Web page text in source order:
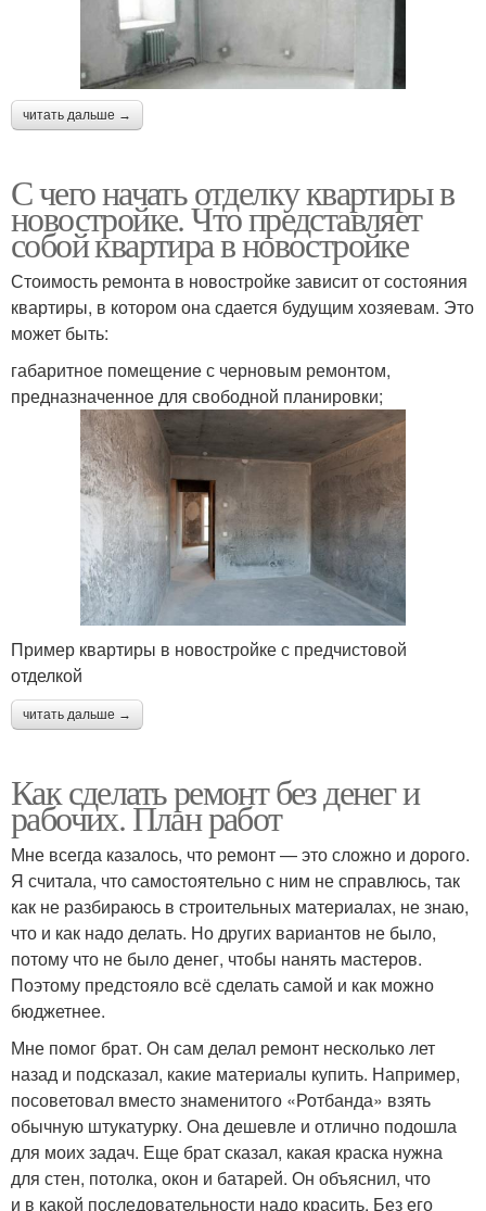
читать дальше →
С чего начать отделку квартиры в
новостройке. Что представляет
собой квартира в новостройке
Стоимость ремонта в новостройке зависит от состояния
квартиры, в котором она сдается будущим хозяевам. Это
может быть:
габаритное помещение с черновым ремонтом,
предназначенное для свободной планировки;
Пример квартиры в новостройке с предчистовой
отделкой
читать дальше →
Как сделать ремонт без денег и
рабочих. План работ
Мне всегда казалось, что ремонт — это сложно и дорого.
Я считала, что самостоятельно с ним не справлюсь, так
как не разбираюсь в строительных материалах, не знаю,
что и как надо делать. Но других вариантов не было,
потому что не было денег, чтобы нанять мастеров.
Поэтому предстояло всё сделать самой и как можно
бюджетнее.
Мне помог брат. Он сам делал ремонт несколько лет
назад и подсказал, какие материалы купить. Например,
посоветовал вместо знаменитого «Ротбанда» взять
обычную штукатурку. Она дешевле и отлично подошла
для моих задач. Еще брат сказал, какая краска нужна
для стен, потолка, окон и батарей. Он объяснил, что
и в какой последовательности надо красить. Без его